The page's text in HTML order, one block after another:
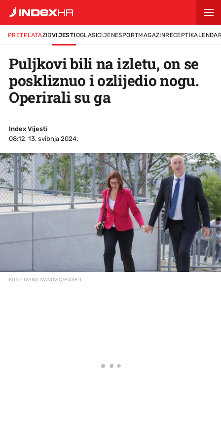
PRETPLATAZIDVIJESTIOGLASICIJENESPORTMAGAZINRECEPTI
Puljkovi bili na izletu, on se
poskliznuo i ozlijedio nogu.
Operirali su ga
Index Vijesti
08:12, 13. svibnja 2024.
FOTO: IVANA IVANOVIC/PIXSELL